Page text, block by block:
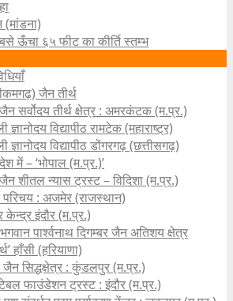
ऊँचा ६५ फीट का कीर्ति स्तम्भ
जैन तीर्थ
सर्वोदय तीर्थ क्षेत्र : अमरकंटक (म.प्र.)
ज्ञानोदय विद्यापीठ रामटेक (महाराष्ट्र)
ज्ञानोदय विद्यापीठ डोंगरगढ़ (छत्तीसगढ़)
में – ‘भोपाल (म.प्र.)’
शीतल न्यास ट्रस्ट – विदिशा (म.प्र.)
परिचय : अजमेर (राजस्थान)
इंदौर (म.प्र.)
पार्श्वनाथ दिगम्बर जैन अतिशय क्षे‍त्र
हाँसी (हरियाणा)
जैन सिद्धक्षेत्र : कुंडलपुर (म.प्र.)
फाउंडेशन ट्रस्ट : इंदौर (म.प्र.)